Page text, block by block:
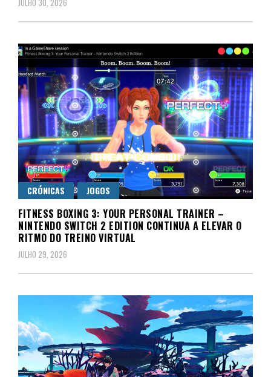
CRÓNICAS JOGOS
FITNESS BOXING 3: YOUR PERSONAL TRAINER –
NINTENDO SWITCH 2 EDITION CONTINUA A ELEVAR O
RITMO DO TREINO VIRTUAL
JULHO 29, 2026